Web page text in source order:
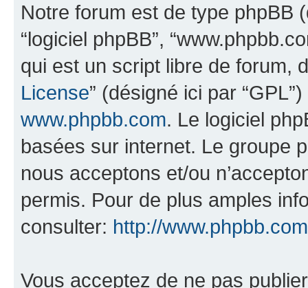
Notre forum est de type phpBB
“logiciel phpBB”,
qui est un script libre de forum,
License” (désigné ici par
www.phpbb.com. Le logiciel
basées sur internet. Le groupe
nous acceptons et/ou
permis. Pour de plus amples
consulter: http://
Vous acceptez de ne pas